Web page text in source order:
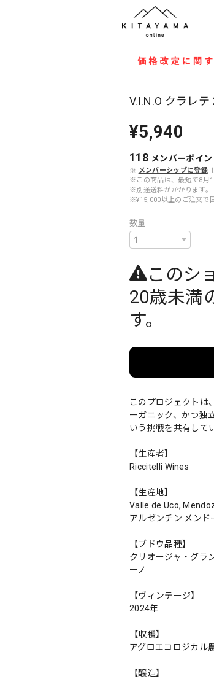
V.I.N.O クラレ
¥5,940
118 メンバーポイン
※ メンバーシップに登録
※この商品は、最短で8月
※別途送料がかかります。
※¥15,000以上のご注文で
数量
このシ
20歳未満
す。
このプロジェクトは
ーガニック、かつ独
いう挑戦を共有して
【生産者】
Riccitelli Wines
【生産地】
Valle de Uco,
アルゼンチン メンド
【ブドウ品種】
クリオージャ・グラ
ーノ
【ヴィンテージ】
2024年
【収穫】
アグロエコロジカル
【醸造】